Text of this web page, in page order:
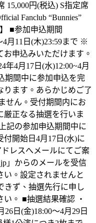
15,000円(税込) S指定席
Fanclub “Bunnies”
■参加申込期間
4月11日(木)23:59まで ※
申込みいただけます。
4月17日(水)12:00~4月
期間中に参加申込を完
ります。あらかじめご了
せん。受付期間内にお
厳正なる抽選を行いま
記の参加申込期間中に
開始日4月17日(水)に
ドレスへメールにてご案
」からのメールを受信
い。設定されませんと
きず、抽選先行に申し
。 ■抽選結果確認 ・
日(金)18:00〜4月29日